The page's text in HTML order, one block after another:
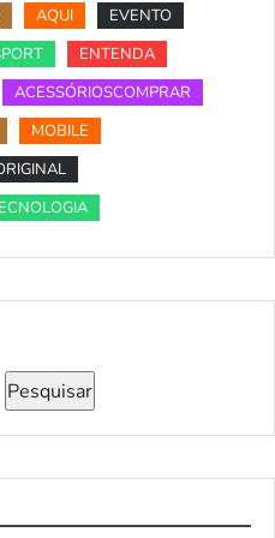
AQUI
EVENTO
ENTENDA
ACESSÓRIOSCOMPRAR
MOBILE
Pesquisar